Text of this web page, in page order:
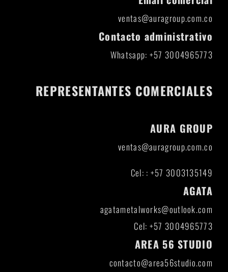
ventas@auragroup.com.co
Contacto administrativo
Whatsapp: +57 3004965773
REPRESENTANTES COMERCIALES
AURA GROUP
ventas@auragroup.com.co
Cel: : +57 3003135149
AGATA
agatametalworks@outlook.com
Cel: +57 3004965773
AREA 56 STUDIO
contacto@area56studio.com